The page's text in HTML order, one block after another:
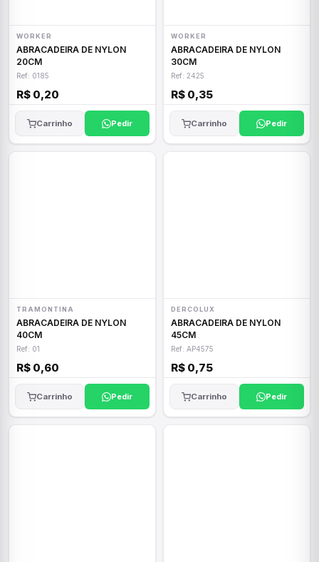
WORKER
ABRACADEIRA DE NYLON
20CM
Ref: 0185
R$ 0,20
Carrinho Pedir
WORKER
ABRACADEIRA DE NYLON
30CM
Ref: 2425
R$ 0,35
Carrinho Pedir
TRAMONTINA
ABRACADEIRA DE NYLON
40CM
Ref: 01
R$ 0,60
Carrinho Pedir
DERCOLUX
ABRACADEIRA DE NYLON
45CM
Ref: AP4575
R$ 0,75
Carrinho Pedir